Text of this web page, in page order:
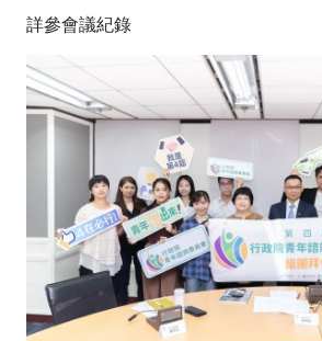
詳參會議紀錄